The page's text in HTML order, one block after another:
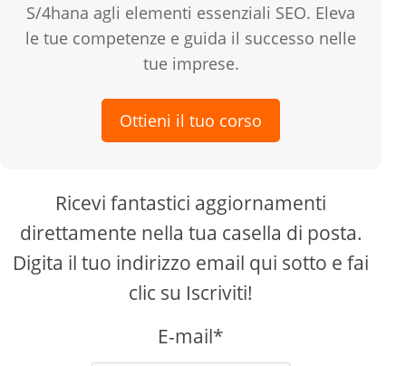
S/4hana agli elementi essenziali SEO. Eleva
le tue competenze e guida il successo nelle
tue imprese.
Ottieni il tuo corso
Ricevi fantastici aggiornamenti
direttamente nella tua casella di posta.
Digita il tuo indirizzo email qui sotto e fai
clic su Iscriviti!
E-mail*